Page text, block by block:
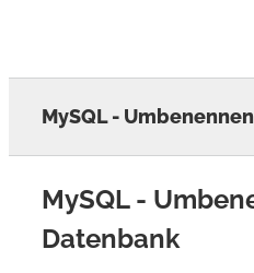
MySQL -
MySQL -
Datenbank